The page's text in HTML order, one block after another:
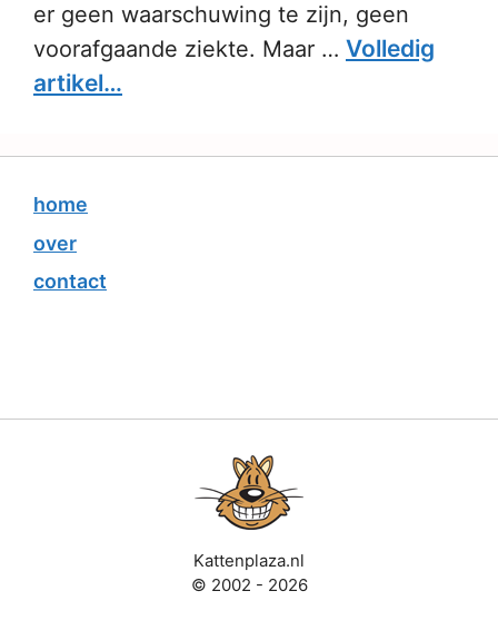
er geen waarschuwing te zijn, geen
voorafgaande ziekte. Maar … Volledig
artikel…
home
over
contact
Kattenplaza.nl
© 2002 - 2026